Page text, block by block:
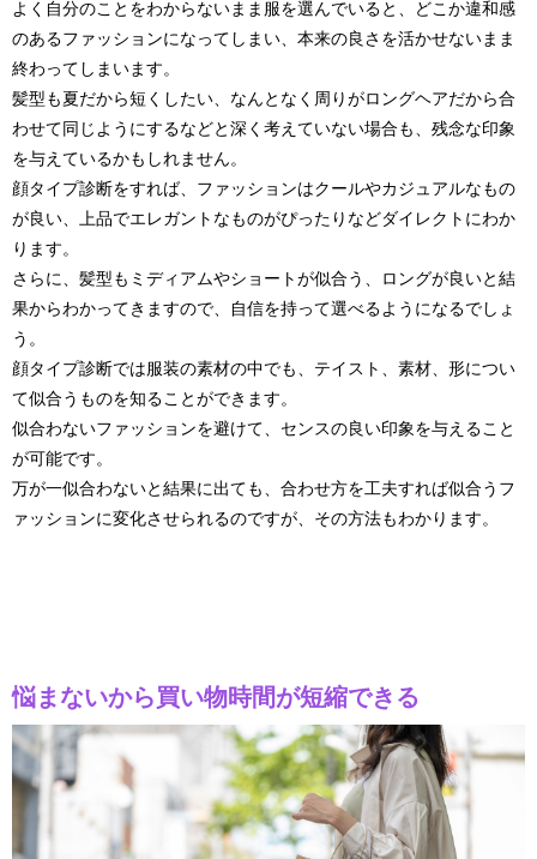
よく自分のことをわからないまま服を選んでいると、どこか違和感
のあるファッションになってしまい、本来の良さを活かせないまま
終わってしまいます。
髪型も夏だから短くしたい、なんとなく周りがロングヘアだから合
わせて同じようにするなどと深く考えていない場合も、残念な印象
を与えているかもしれません。
顔タイプ診断をすれば、ファッションはクールやカジュアルなもの
が良い、上品でエレガントなものがぴったりなどダイレクトにわか
ります。
さらに、髪型もミディアムやショートが似合う、ロングが良いと結
果からわかってきますので、自信を持って選べるようになるでしょ
う。
顔タイプ診断では服装の素材の中でも、テイスト、素材、形につい
て似合うものを知ることができます。
似合わないファッションを避けて、センスの良い印象を与えること
が可能です。
万が一似合わないと結果に出ても、合わせ方を工夫すれば似合うフ
ァッションに変化させられるのですが、その方法もわかります。
悩まないから買い物時間が短縮できる